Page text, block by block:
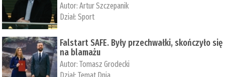
Autor:Artur Szczepanik
Dział:Sport
Falstart SAFE. Były przechwałki, skończyło się
na blamażu
Autor:Tomasz Grodecki